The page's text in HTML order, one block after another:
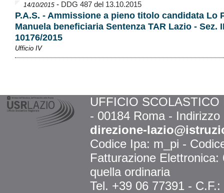
14/10/2015 - DDG 487 del 13.10.2015
P.A.S. - Ammissione a pieno titolo candidata Lo
Manuela beneficiaria Sentenza TAR Lazio - Sez.
10176/2015
Ufficio IV
UFFICIO
- 00184 Roma -
direzione-
Codice Ipa: m_pi -
Fatturazione
quella ordinaria
Tel. +39 06 77391 -